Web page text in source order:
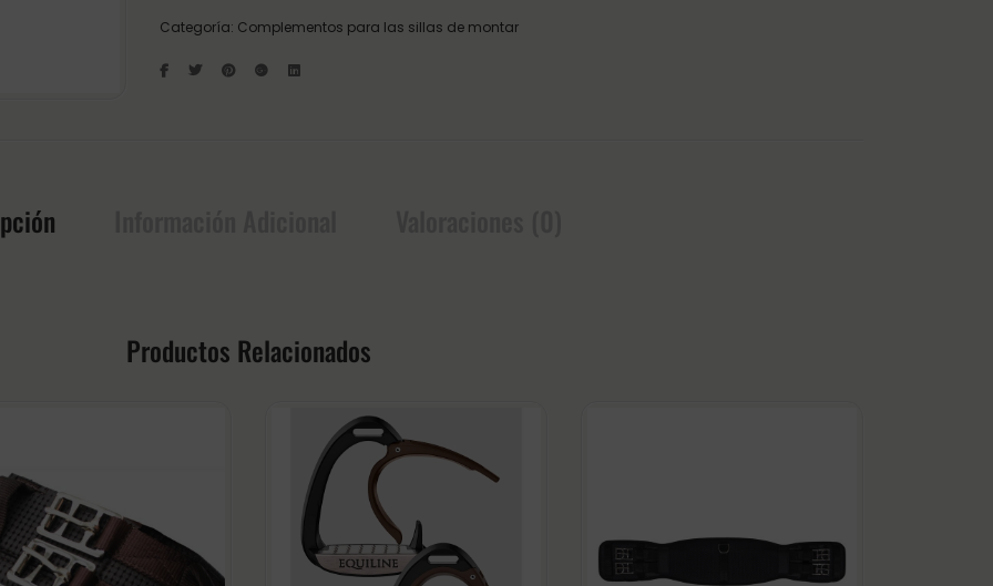
Categoría: Complementos para las sillas de montar
Productos Relacionados